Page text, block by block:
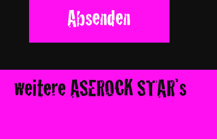
Absenden
weitere ASEROCK STAR*s